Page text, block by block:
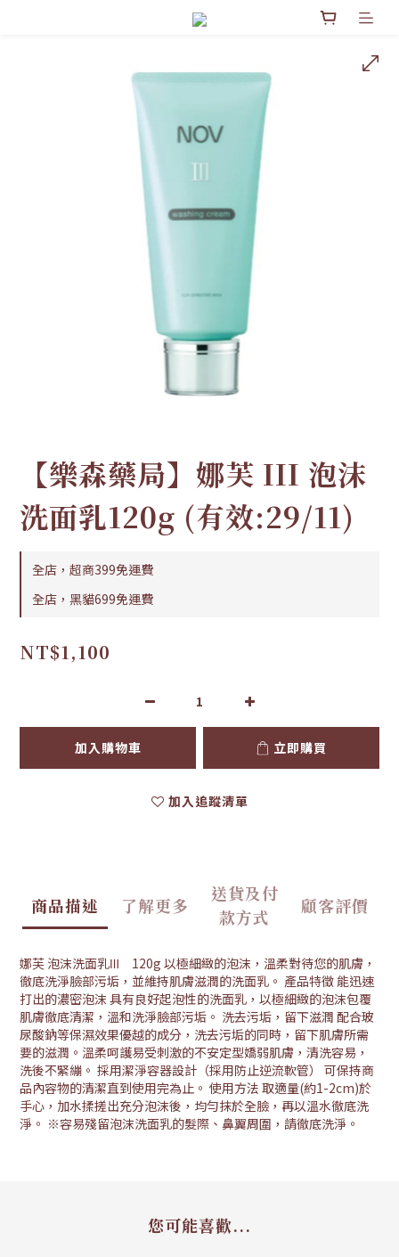
【樂森藥局】娜芙 III 泡沫
洗面乳120g (有效:29/11)
全店，超商399免運費
全店，黑貓699免運費
NT$1,100
加入購物車 立即購買
加入追蹤清單
商品描述 了解更多
送貨及付
款方式
顧客評價
娜芙 泡沫洗面乳Ⅲ 120g 以極細緻的泡沫，溫柔對待您的肌膚，
徹底洗淨臉部污垢，並維持肌膚滋潤的洗面乳。 產品特徵 能迅速
打出的濃密泡沫 具有良好起泡性的洗面乳，以極細緻的泡沫包覆
肌膚徹底清潔，溫和洗淨臉部污垢。 洗去污垢，留下滋潤 配合玻
尿酸鈉等保濕效果優越的成分，洗去污垢的同時，留下肌膚所需
要的滋潤。溫柔呵護易受刺激的不安定型嬌弱肌膚，清洗容易，
洗後不緊繃。 採用潔淨容器設計（採用防止逆流軟管） 可保持商
品內容物的清潔直到使用完為止。 使用方法 取適量(約1-2cm)於
手心，加水揉搓出充分泡沫後，均勻抹於全臉，再以溫水徹底洗
淨。 ※容易殘留泡沫洗面乳的髮際、鼻翼周圍，請徹底洗淨。
您可能喜歡...